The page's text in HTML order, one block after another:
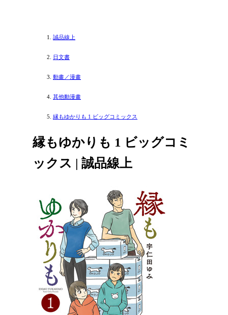
誠品線上
日文書
動畫／漫畫
其他動漫畫
縁もゆかりも 1 ビッグコミックス
縁もゆかりも 1 ビッグコミ
ックス | 誠品線上